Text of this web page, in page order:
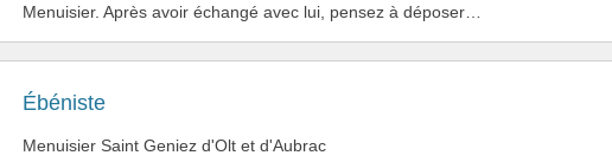
Menuisier. Après avoir échangé avec lui, pensez à déposer…
Ébéniste
Menuisier Saint Geniez d'Olt et d'Aubrac